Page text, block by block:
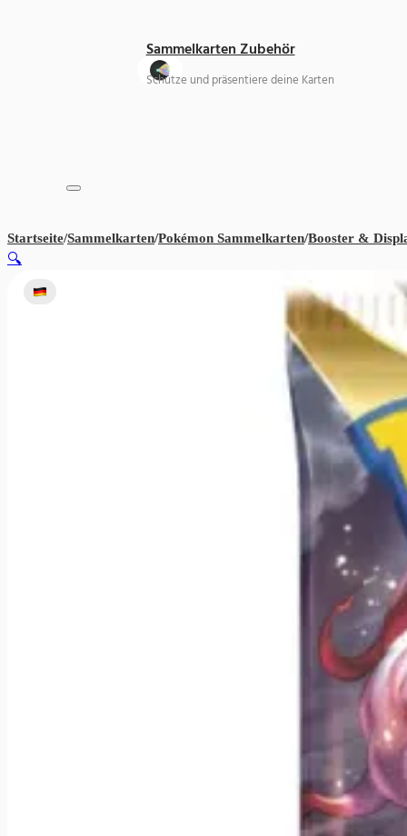
Sammelkarten Zubehör
Schütze und präsentiere deine Karten
Startseite/Sammelkarten/Pokémon Sammelkarten/Booster &
🔍